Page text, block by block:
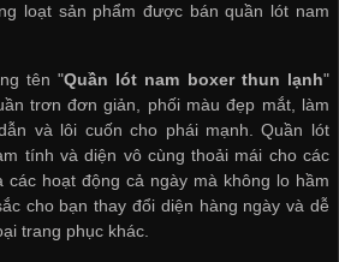
loạt sản phẩm được bán quần lót nam
tên "Quần lót nam boxer thun lạnh"
trơn đơn giản, phối màu đẹp mắt, làm
và lôi cuốn cho phái mạnh.Quần lót
tính và diện vô cùng thoải mái cho các
các hoạt động cả ngày mà không lo hầm
cho bạn thay đổi diện hàng ngày và dễ
trang phục khác.